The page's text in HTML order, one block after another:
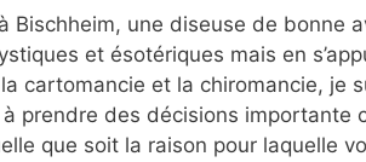
Bischheim, une diseuse de bonne
et ésotériques mais en
cartomancie et la chiromancie, je
prendre des décisions importante
que soit la raison pour laquelle